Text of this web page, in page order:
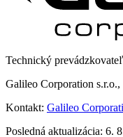
Technický
Galileo Corporation
Kontakt: Galileo
Posledná aktualizácia: 6.